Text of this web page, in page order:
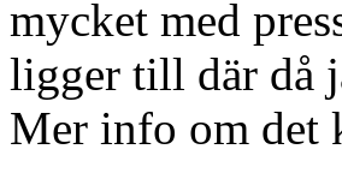
mycket med
ligger till där då
Mer info om det